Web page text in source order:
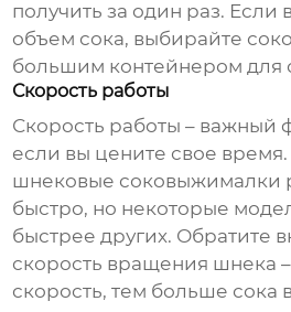
получить за один раз.
объем сока, выбирайте
большим контейнером для
Скорость работы
Скорость работы – важный
если вы цените свое
шнековые соковыжималки
быстро, но некоторые
быстрее других. Обратите
скорость вращения шнека
скорость, тем больше сока